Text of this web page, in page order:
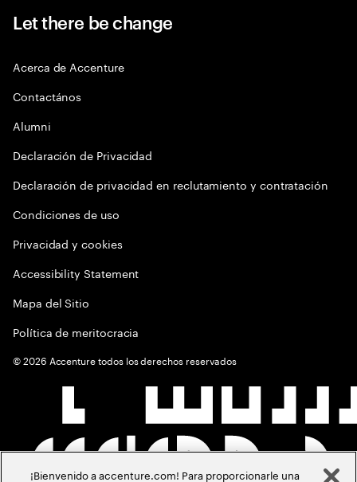
Let there be change
Acerca de Accenture
Contactános
Alumni
Declaración de Privacidad
Declaración de privacidad en reclutamiento y contratación
Condiciones de uso
Privacidad y cookies
Accessibility Statement
Mapa del Sitio
Política de meritocracia
©2026 Accenture todos los derechos reservados
¡Bienvenido a accenture.com! Para proporcionarle una